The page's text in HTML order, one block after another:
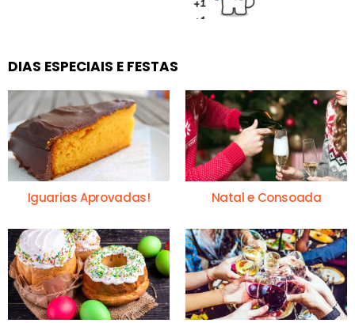
DIAS ESPECIAIS E FESTAS
Iguarias Aprovadas! Natal e Consoada